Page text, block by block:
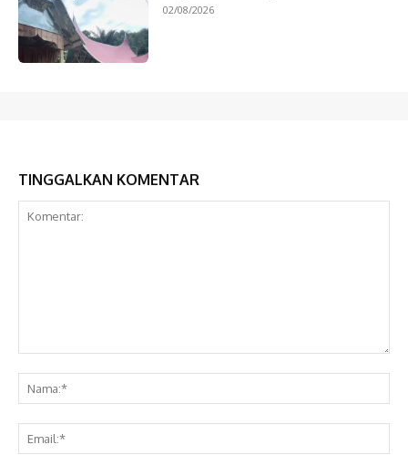
02/08/2026
TINGGALKAN KOMENTAR